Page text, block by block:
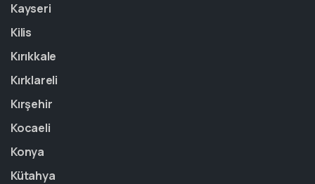
Kayseri
Kilis
Kırıkkale
Kırklareli
Kırşehir
Kocaeli
Konya
Kütahya